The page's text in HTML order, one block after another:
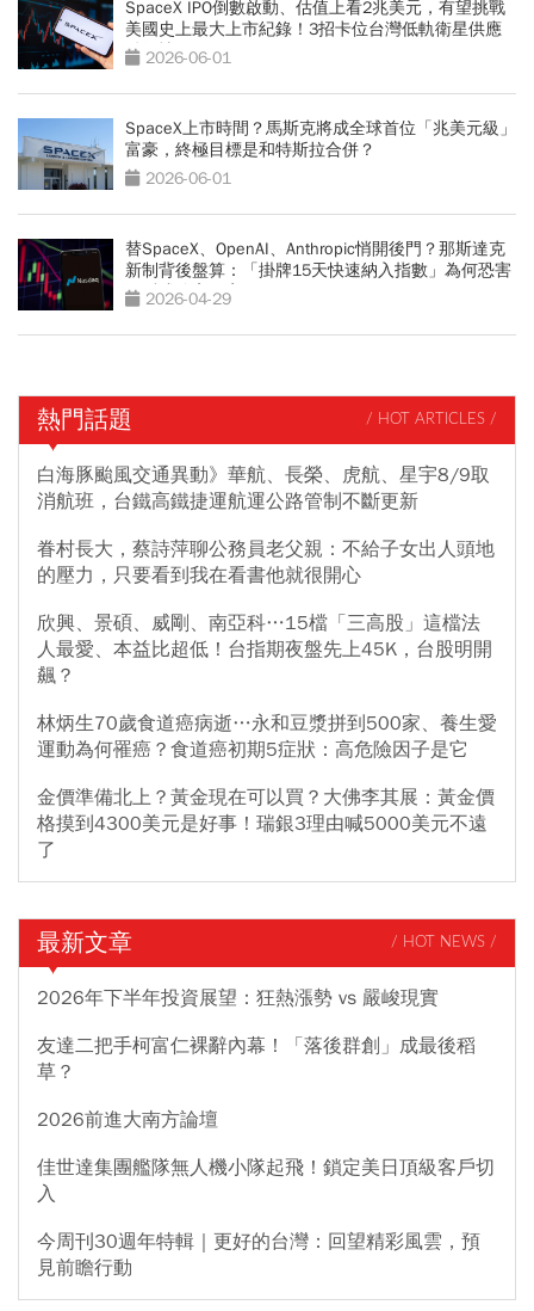
SpaceX IPO倒數啟動、估值上看2兆美元，有望挑戰
美國史上最大上市紀錄！3招卡位台灣低軌衛星供應
鏈行情
2026-06-01
SpaceX上市時間？馬斯克將成全球首位「兆美元級」
富豪，終極目標是和特斯拉合併？
2026-06-01
替SpaceX、OpenAI、Anthropic悄開後門？那斯達克
新制背後盤算：「掛牌15天快速納入指數」為何恐害
散戶成追高買家？
2026-04-29
熱門話題 / HOT ARTICLES /
白海豚颱風交通異動》華航、長榮、虎航、星宇8/9取
消航班，台鐵高鐵捷運航運公路管制不斷更新
眷村長大，蔡詩萍聊公務員老父親：不給子女出人頭地
的壓力，只要看到我在看書他就很開心
欣興、景碩、威剛、南亞科…15檔「三高股」這檔法
人最愛、本益比超低！台指期夜盤先上45K，台股明開
飆？
林炳生70歲食道癌病逝…永和豆漿拼到500家、養生愛
運動為何罹癌？食道癌初期5症狀：高危險因子是它
金價準備北上？黃金現在可以買？大佛李其展：黃金價
格摸到4300美元是好事！瑞銀3理由喊5000美元不遠
了
最新文章 / HOT NEWS /
2026年下半年投資展望：狂熱漲勢 vs 嚴峻現實
友達二把手柯富仁裸辭內幕！「落後群創」成最後稻
草？
2026前進大南方論壇
佳世達集團艦隊無人機小隊起飛！鎖定美日頂級客戶切
入
今周刊30週年特輯｜更好的台灣：回望精彩風雲，預
見前瞻行動